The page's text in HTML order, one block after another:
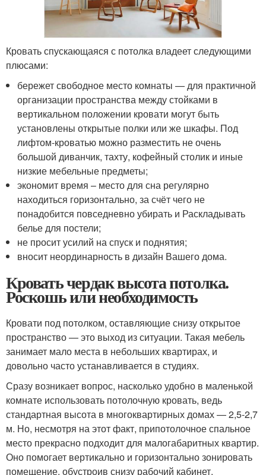
Кровать спускающаяся с потолка владеет следующими
плюсами:
бережет свободное место комнаты — для практичной
организации пространства между стойками в
вертикальном положении кровати могут быть
установлены открытые полки или же шкафы. Под
лифтом-кроватью можно разместить не очень
большой диванчик, тахту, кофейный столик и иные
низкие мебельные предметы;
экономит время – место для сна регулярно
находиться горизонтально, за счёт чего не
понадобится повседневно убирать и Раскладывать
белье для постели;
не просит усилий на спуск и поднятия;
вносит неординарность в дизайн Вашего дома.
Кровать чердак высота потолка.
Роскошь или необходимость
Кровати под потолком, оставляющие снизу открытое
пространство — это выход из ситуации. Такая мебель
занимает мало места в небольших квартирах, и
довольно часто устанавливается в студиях.
Сразу возникает вопрос, насколько удобно в маленькой
комнате использовать потолочную кровать, ведь
стандартная высота в многоквартирных домах — 2,5-2,7
м. Но, несмотря на этот факт, припотолочное спальное
место прекрасно подходит для малогабаритных квартир.
Оно помогает вертикально и горизонтально зонировать
помещение, обустроив снизу рабочий кабинет,